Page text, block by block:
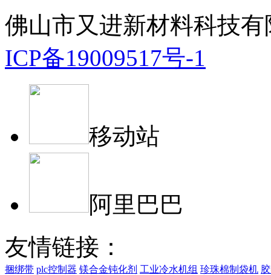
佛山市又进新材料科技
ICP备19009517号-1
移动站
阿里巴巴
友情链接：
捆绑带 plc控制器 镁合金钝化剂 工业冷水机组 珍珠棉制袋机